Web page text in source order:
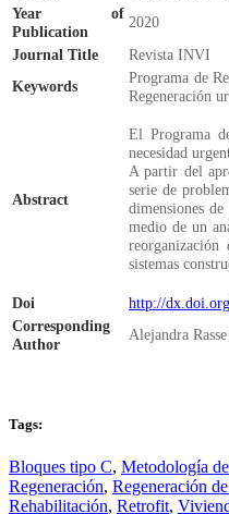
Year of
Publication
2020
Journal Title
Revista INVI
Keywords
Programa de
Regeneración
Abstract
El Programa
necesidad
A partir del
serie de
dimensiones
medio de un
sistemas
Doi
http://
Corresponding
Author
Alejandra
Tags:
Bloques tipo C, Metodología
Regeneración, Regeneración
Rehabilitación, Retrofit,